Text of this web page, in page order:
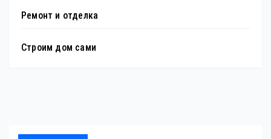
Ремонт и отделка
Строим дом сами